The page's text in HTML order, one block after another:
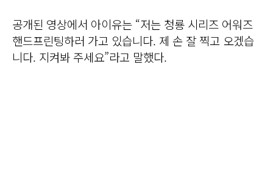
공개된 영상에서 아이유는 “저는 청룡 시리즈 어워즈
핸드프린팅하러 가고 있습니다. 제 손 잘 찍고 오겠습
니다. 지켜봐 주세요”라고 말했다.